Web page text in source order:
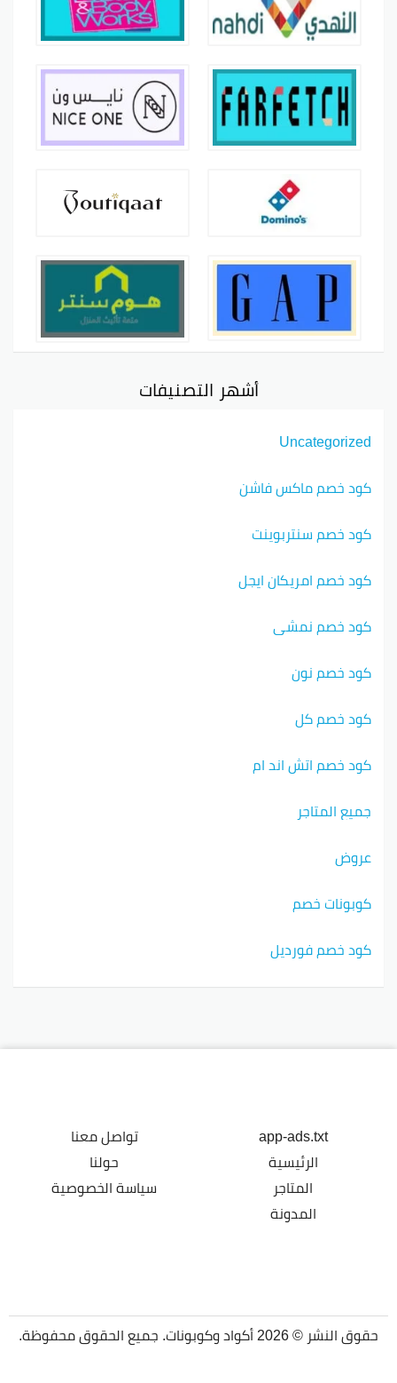
أشهر التصنيفات
Uncategorized
كود خصم ماكس فاشن
كود خصم سنتربوينت
كود خصم امريكان ايجل
كود خصم نمشي
كود خصم نون
كود خصم كل
كود خصم اتش اند ام
جميع المتاجر
عروض
كوبونات خصم
كود خصم فورديل
app-ads.txt
الرئيسية
المتاجر
المدونة
تواصل معنا
حولنا
سياسة الخصوصية
حقوق النشر © 2026 أكواد وكوبونات. جميع الحقوق محفوظة.